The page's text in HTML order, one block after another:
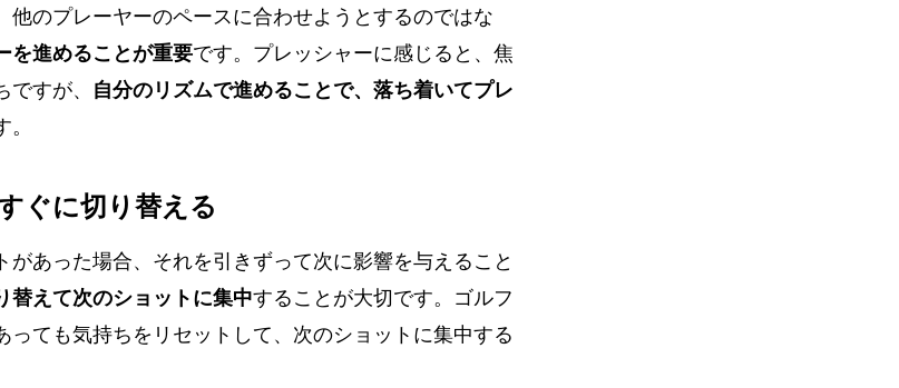
他のプレーヤーのペースに合わせようとするのではな
を進めることが重要です。プレッシャーに感じると、焦
すが、 自分のリズムで進めることで、落ち着いてプレ
ぐに切り替える
があった場合、それを引きずって次に影響を与えること
替えて次のショットに集中することが大切です。ゴルフ
っても気持ちをリセットして、次のショットに集中する